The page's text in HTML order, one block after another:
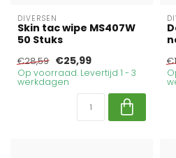
DIVERSEN
Skin tac wipe MS407W
50 Stuks
€28,59 €25,99
Op voorraad. Levertijd 1 - 3
werkdagen